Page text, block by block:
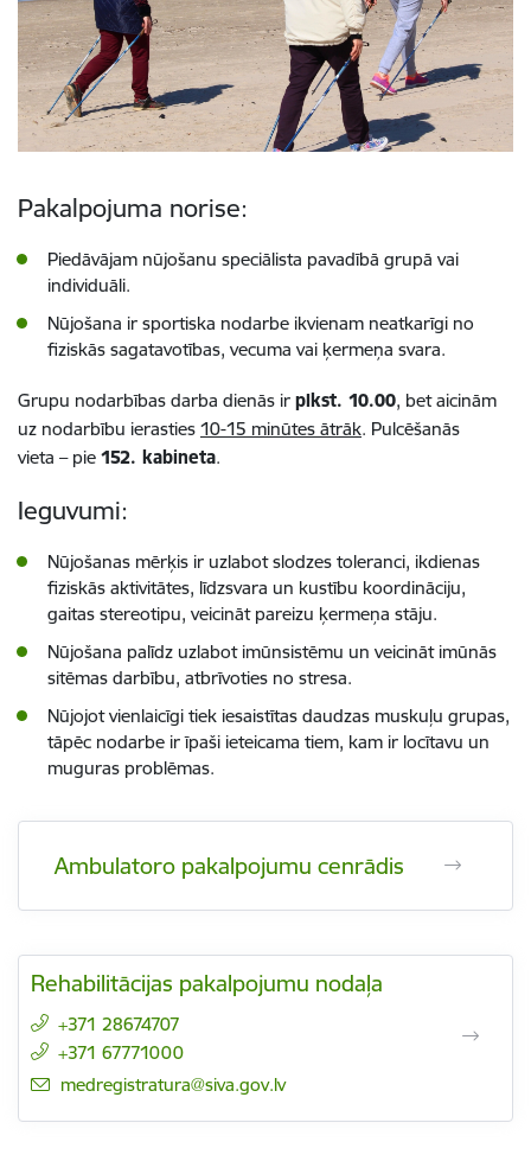
Pakalpojuma norise:
Piedāvājam nūjošanu speciālista pavadībā grupā vai
individuāli.
Nūjošana ir sportiska nodarbe ikvienam neatkarīgi no
fiziskās sagatavotības, vecuma vai ķermeņa svara.
Grupu nodarbības darba dienās ir plkst. 10.00, bet aicinām
uz nodarbību ierasties 10-15 minūtes ātrāk. Pulcēšanās
vieta – pie 152. kabineta.
Ieguvumi:
Nūjošanas mērķis ir uzlabot slodzes toleranci, ikdienas
fiziskās aktivitātes, līdzsvara un kustību koordināciju,
gaitas stereotipu, veicināt pareizu ķermeņa stāju.
Nūjošana palīdz uzlabot imūnsistēmu un veicināt imūnās
sitēmas darbību, atbrīvoties no stresa.
Nūjojot vienlaicīgi tiek iesaistītas daudzas muskuļu grupas,
tāpēc nodarbe ir īpaši ieteicama tiem, kam ir locītavu un
muguras problēmas.
Ambulatoro pakalpojumu cenrādis
Rehabilitācijas pakalpojumu nodaļa
+371 28674707
+371 67771000
E-pasts:
medregistratura@siva.gov.lv